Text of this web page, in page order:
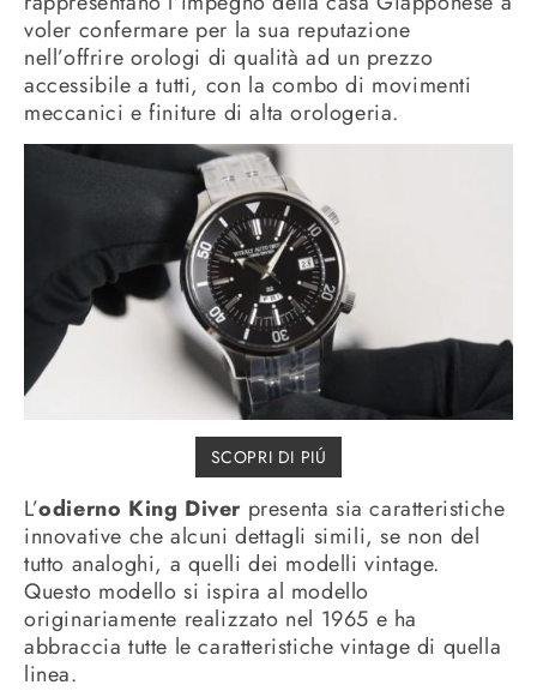
voler confermare per la sua reputazione
nell’offrire orologi di qualità ad un prezzo
accessibile a tutti, con la combo di movimenti
meccanici e finiture di alta orologeria.
SCOPRI DI PIÚ
L’odierno King Diver presenta sia caratteristiche
innovative che alcuni dettagli simili, se non del
tutto analoghi, a quelli dei modelli vintage.
Questo modello si ispira al modello
originariamente realizzato nel 1965 e ha
abbraccia tutte le caratteristiche vintage di quella
linea.